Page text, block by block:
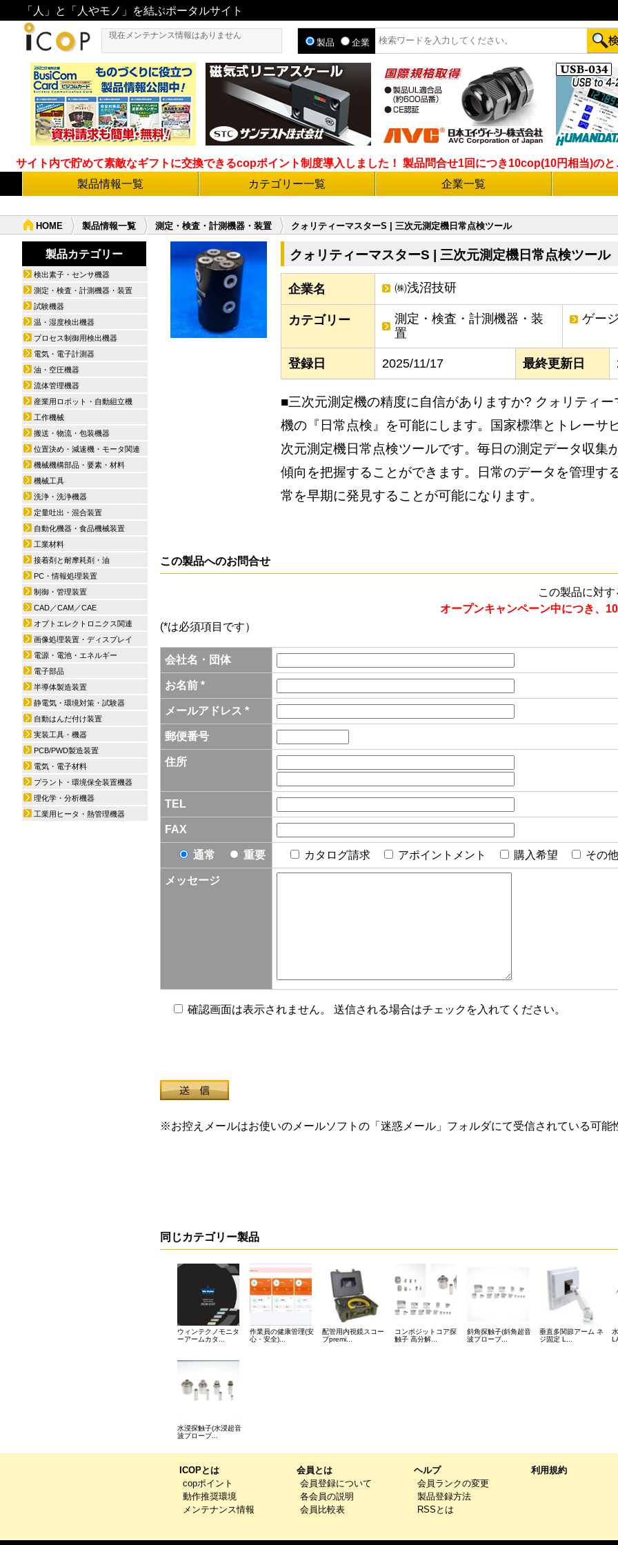
「人」と「人やモノ」を結ぶポータルサイト
現在メンテナンス情報はありません
製品 企業
サイト内で貯めて素敵なギフトに交換できるcopポイント制度導入しました！ 製品問合せ1回につき10cop(10円相当)の
製品情報一覧
カテゴリー一覧 企業一覧
HOME 製品情報一覧 測定・検査・計測機器・装置 クォリティーマスターS | 三次元測定機日常点検ツール
クォリティーマスターS | 三次元測定機日常点検ツール
企業名 ㈱浅沼技研
カテゴリー
測定・検査・計測機器・装
置
ゲー
登録日 2025/11/17 最終更新日
■三次元測定機の精度に自信がありますか? クォリティ
機の『日常点検』を可能にします。国家標準とトレーサ
次元測定機日常点検ツールです。毎日の測定データ収集
傾向を把握することができます。日常のデータを管理す
常を早期に発見することが可能になります。
この製品へのお問合せ
この製品に対
オープンキャンペーン中につき、
(*は必須項目です）
会社名・団体
お名前 *
メールアドレス *
郵便番号
住所
TEL
FAX
通常 重要 カタログ請求 アポイントメント 購入希望 その他
メッセージ
確認画面は表示されません。 送信される場合はチェックを入れてください。
※お控えメールはお使いのメールソフトの「迷惑メール」フォルダにて受信されている可能
同じカテゴリー製品
ウィンテクノモニタ
ーアームカタ...
作業員の健康管理(安
心・安全)...
配管用内視鏡スコー
プpremi...
コンポジットコア探
触子 高分解...
斜角探触子(斜角超音
波プローブ...
垂直多関節アーム ネ
ジ固定 L...
水浸探触子(水浸超音
波プローブ...
製品カテゴリー
検出素子・センサ機器
測定・検査・計測機器・装置
試験機器
温・湿度検出機器
プロセス制御用検出機器
電気・電子計測器
油・空圧機器
流体管理機器
産業用ロボット・自動組立機
工作機械
搬送・物流・包装機器
位置決め・減速機・モータ関連
機械機構部品・要素・材料
機械工具
洗浄・洗浄機器
定量吐出・混合装置
自動化機器・食品機械装置
工業材料
接着剤と耐摩耗剤・油
PC・情報処理装置
制御・管理装置
CAD／CAM／CAE
オプトエレクトロニクス関連
画像処理装置・ディスプレイ
電源・電池・エネルギー
電子部品
半導体製造装置
静電気・環境対策・試験器
自動はんだ付け装置
実装工具・機器
PCB/PWD製造装置
電気・電子材料
プラント・環境保全装置機器
理化学・分析機器
工業用ヒータ・熱管理機器
ICOPとは
copポイント
動作推奨環境
メンテナンス情報
会員とは
会員登録について
各会員の説明
会員比較表
ヘルプ
会員ランクの変更
製品登録方法
RSSとは
利用規約